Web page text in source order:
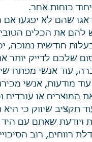
כוחות אחר.
שהם לא יפגעו אם
להם את הכלים
חודשית נמוכה,
שלכם לדייק יותר או
עוד אנשי מפתח
מודעות, אנשי
המוצרים או עובדים
שיווק כי היא
ויודעת שאתם עם
רווחים, רוב